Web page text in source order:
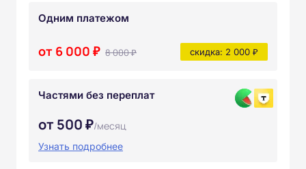
Одним платежом
от 6 000 ₽ 8 000 ₽ скидка: 2 000 ₽
Частями без переплат
от 500 ₽/месяц
Узнать подробнее